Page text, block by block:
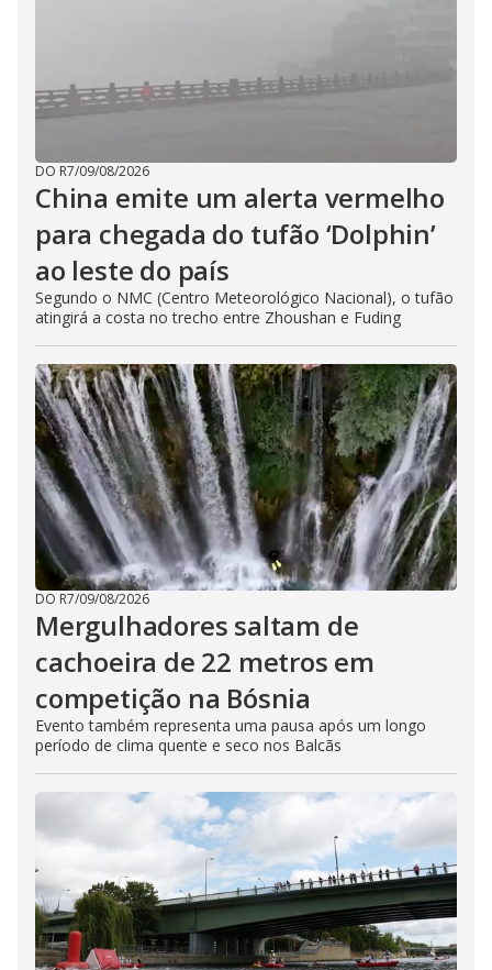
DO R7/09/08/2026
China emite um alerta vermelho
para chegada do tufão ‘Dolphin’
ao leste do país
Segundo o NMC (Centro Meteorológico Nacional), o tufão
atingirá a costa no trecho entre Zhoushan e Fuding
DO R7/09/08/2026
Mergulhadores ​​saltam de
cachoeira de 22 metros em
competição na Bósnia
Evento também representa uma pausa após um longo
período de clima quente e seco nos Balcãs